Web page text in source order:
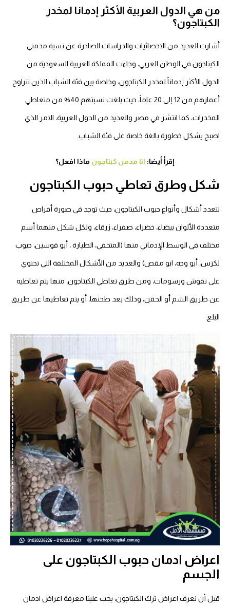
من هي الدول العربية الأكثر إدمانا لمخدر
الكبتاجون؟
أشارت العديد من الاحصائيات والدراسات الصادرة عن نسبة مدمني
الكبتاجون في الوطن العربي، وجاءت المملكة العربية السعودية من
الدول الأكثر إدماناً لمخدر الكبتاجون، وخاصة بين فئة الشباب الذين تتراوح
أعمارهم من 12 إلى 20 عاماً، حيث بلغت نسبتهم 40% من متعاطي
المخدرات، كما انتشر في مصر والعديد من الدول العربية، الامر الذي
اصبح يشكل خطورة بالغة خاصة على فئة الشباب.
إقرأ أيضا: انا مدمن كبتاجون ماذا افعل؟
شكل وطرق تعاطي حبوب الكبتاجون
تتعدد أشكال وأنواع حبوب الكبتاجون، حيث توجد في صورة أقراص
متعددة الألوان بيضاء، خضراء، صفراء، زرقاء، ولكل شكل منهما أسم
مختلف في الوسط الإدماني منها (المتخفي، الطيارة ، أبو قوسين، حبوب
لكزس، أبو وجه، ابو مقص) والعديد من الأشكال المختلفة التي تحتوي
على نقوش ورسومات، ومن طرق تعاطي الكبتاجون، منها يتم تعاطيه
عن طريق الشم أو الحقن، وذلك بعد طحنها، أو يتم تعاطيها عن طريق
البلع.
اعراض ادمان حبوب الكبتاجون على
الجسم
قبل أن نعرف اعراض ترك الكبتاجون، يجب علينا معرفة اعراض ادمان